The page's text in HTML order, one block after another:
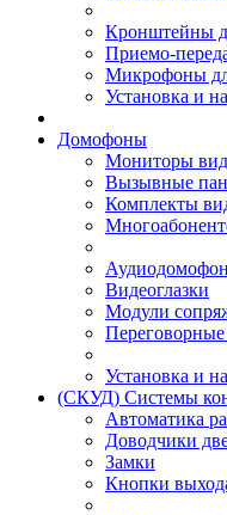
Кронштейны
Приемо-
Микрофоны
Установка и
Домофоны
Мониторы
Вызывные
Комплекты
Видеоглазки
Модули
Установка и
(СКУД) Системы
Автоматика
Доводчики
Замки
Кнопки